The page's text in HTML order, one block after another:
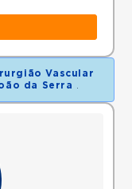
Vascular
da Serra